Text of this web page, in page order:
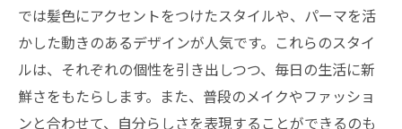
では髪色にアクセントをつけたスタイルや、パーマを活
かした動きのあるデザインが人気です。これらのスタイ
ルは、それぞれの個性を引き出しつつ、毎日の生活に新
鮮さをもたらします。また、普段のメイクやファッショ
ンと合わせて、自分らしさを表現することができるのも